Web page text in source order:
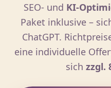
SEO- und KI-
Paket inklusive –
ChatGPT.
eine individuelle
sich zzgl.